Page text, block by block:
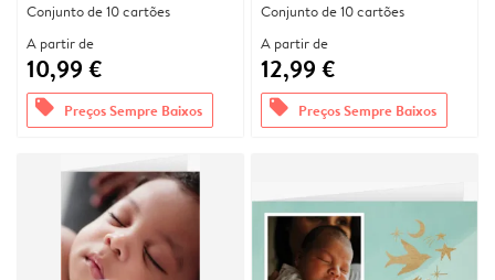
Conjunto de 10 cartões
A partir de
10,99 €
offers Preços Sempre Baixos
Conjunto de 10 cartões
A partir de
12,99 €
offers Preços Sempre Baixos